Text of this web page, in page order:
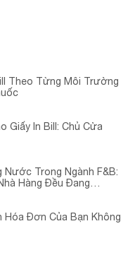
Theo Từng Môi Trường
Giấy In Bill: Chủ Cửa
Nước Trong Ngành F&B:
Hàng Đều Đang
Hóa Đơn Của Bạn Không